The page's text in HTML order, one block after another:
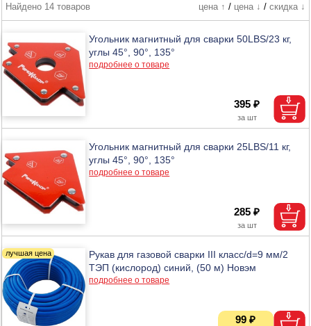
Найдено 14 товаров
цена ↑ / цена ↓ / скидка ↓
Угольник магнитный для сварки 50LBS/23 кг,
углы 45°, 90°, 135°
подробнее о товаре
395 ₽
Угольник магнитный для сварки 25LBS/11 кг,
углы 45°, 90°, 135°
подробнее о товаре
285 ₽
Рукав для газовой сварки III класс/d=9 мм/2
ТЭП (кислород) синий, (50 м) Новэм
подробнее о товаре
99 ₽